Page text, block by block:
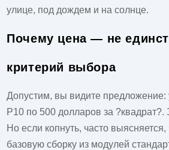
улице, под дождем и на солнце.
Почему цена — не
критерий выбора
Допустим, вы видите предложение:
P10 по 500 долларов за
Но если копнуть, часто выясняется,
базовую сборку из модулей